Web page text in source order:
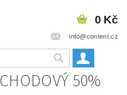
info@content.cz
0 Kč
50%